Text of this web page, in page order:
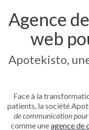
Agence
web
Apotekisto,
Face à la
patients, la société
de communication
comme uneagence de